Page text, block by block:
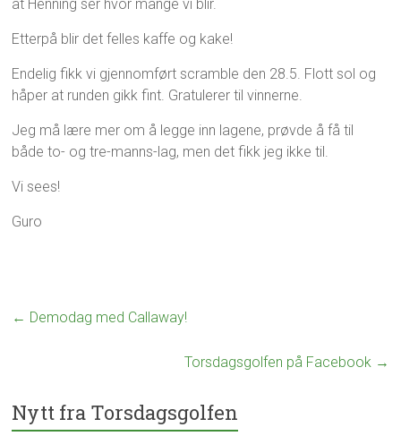
g
l
f
n
2
2
at Henning ser hvor mange vi blir.
Etterpå blir det felles kaffe og kake!
Endelig fikk vi gjennomført scramble den 28.5. Flott sol og
håper at runden gikk fint. Gratulerer til vinnerne.
Jeg må lære mer om å legge inn lagene, prøvde å få til
både to- og tre-manns-lag, men det fikk jeg ikke til.
Vi sees!
Guro
← Demodag med Callaway!
Torsdagsgolfen på Facebook →
Nytt fra Torsdagsgolfen